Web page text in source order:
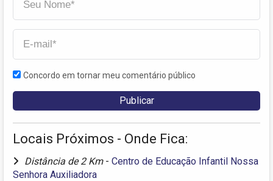
Concordo em tornar meu comentário público
Locais Próximos - Onde Fica:
Distância de 2 Km - Centro de Educação Infantil Nossa
Senhora Auxiliadora